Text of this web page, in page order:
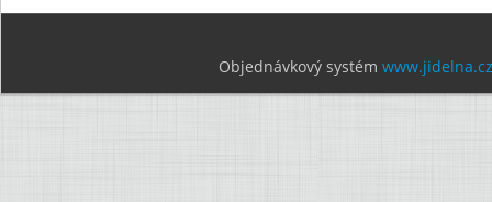
Objednávkový systém www.jidelna.cz